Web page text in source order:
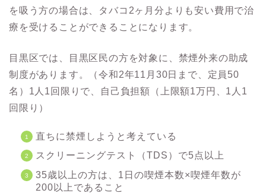
を吸う方の場合は、タバコ2ヶ月分よりも安い費用で治
療を受けることができることになります。
目黒区では、目黒区民の方を対象に、禁煙外来の助成
制度があります。（令和2年11月30日まで、定員50
名）1人1回限りで、自己負担額（上限額1万円、1人1
回限り）
直ちに禁煙しようと考えている
スクリーニングテスト（TDS）で5点以上
35歳以上の方は、1日の喫煙本数×喫煙年数が
200以上であること